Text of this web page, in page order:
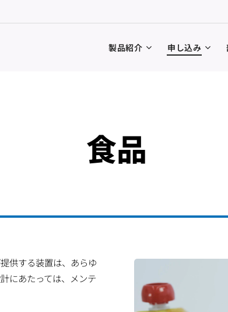
製品紹介 申し込み
食品
供する装置は、あらゆ
にあたっては、メンテ